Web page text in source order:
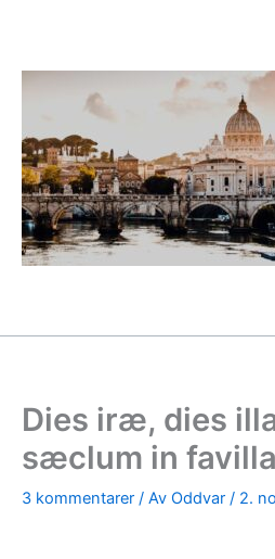
Dies iræ, dies
sæclum in favilla
3 kommentarer / Av Oddvar / 2.